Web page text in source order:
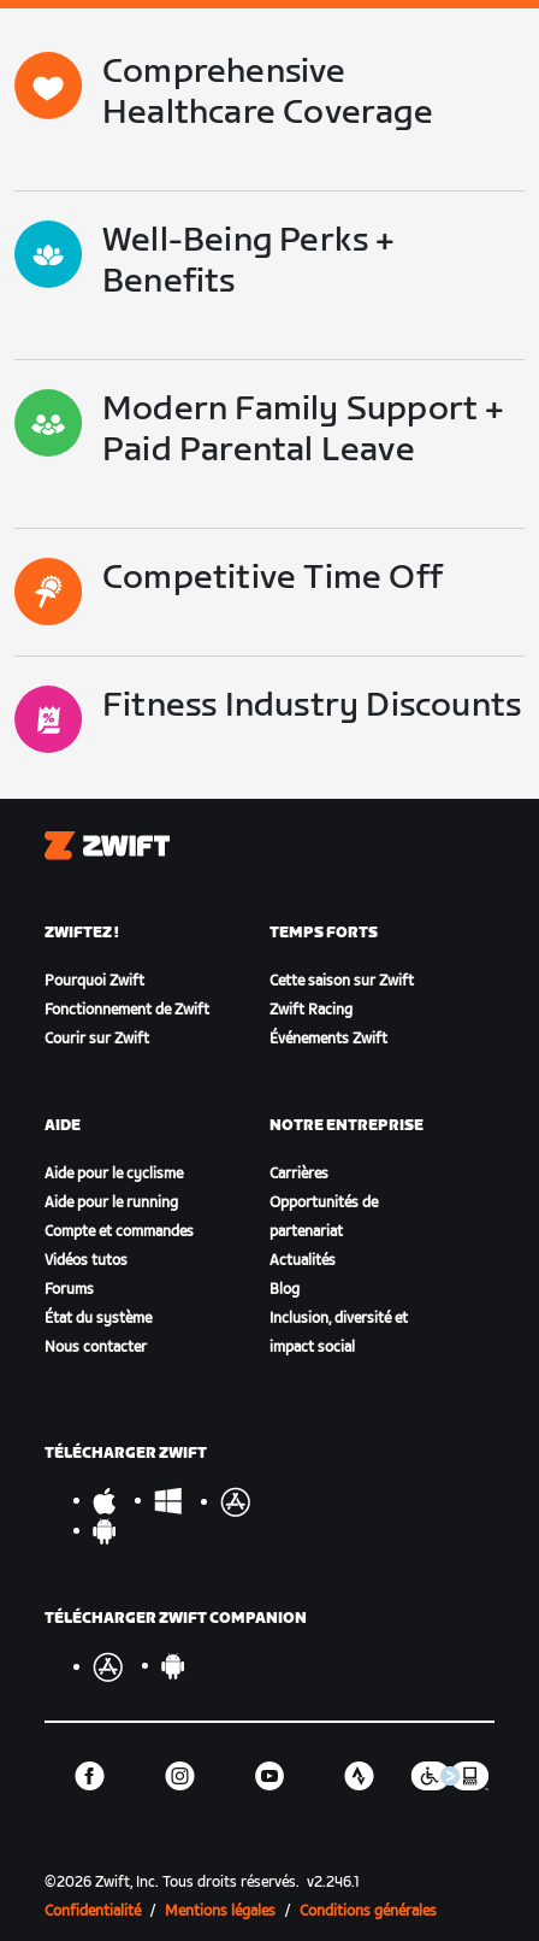
Comprehensive
Healthcare Coverage
Well-Being Perks +
Benefits
Modern Family Support +
Paid Parental Leave
Competitive Time Off
Fitness Industry Discounts
Zwift
ZWIFTEZ !
Pourquoi Zwift
Fonctionnement de Zwift
Courir sur Zwift
TEMPS FORTS
Cette saison sur Zwift
Zwift Racing
Événements Zwift
AIDE
Aide pour le cyclisme
Aide pour le running
Compte et commandes
Vidéos tutos
Forums
État du système
Nous contacter
NOTRE ENTREPRISE
Carrières
Opportunités de
partenariat
Actualités
Blog
Inclusion, diversité et
impact social
TÉLÉCHARGER ZWIFT
TÉLÉCHARGER ZWIFT COMPANION
©2026 Zwift, Inc.Tous droits réservés. v2.246.1
Confidentialité / Mentions légales / Conditions générales